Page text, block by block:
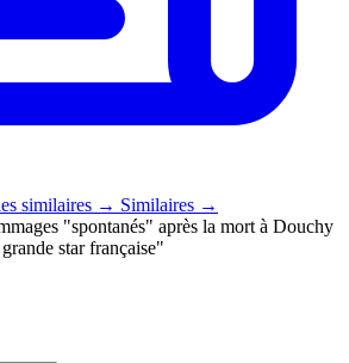
similaires → Similaires →